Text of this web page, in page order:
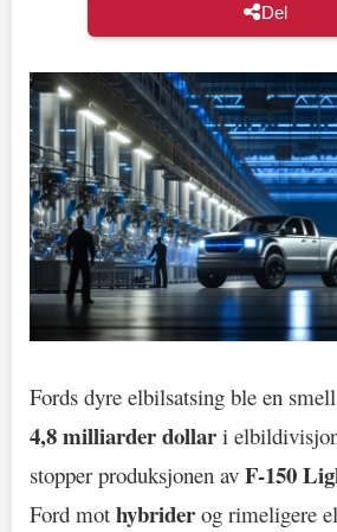
Del
Fords dyre elbilsatsing ble en
4,8 milliarder dollar i
stopper produksjonen av F-150
Ford mot hybrider og rimeligere